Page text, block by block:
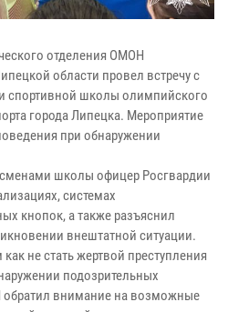
отделения ОМОН
области провел встречу с
спортивной школы олимпийского
города Липецка. Мероприятие
при обнаружении
школы офицер Росгвардии
системах
кнопок, а также разъяснил
внештатной ситуации.
не стать жертвой преступления
подозрительных
внимание на возможные